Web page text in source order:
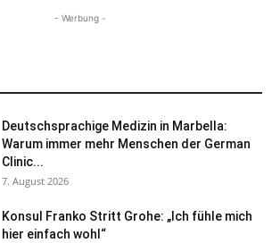
- Werbung -
Deutschsprachige Medizin in Marbella:
Warum immer mehr Menschen der German
Clinic...
7. August 2026
Konsul Franko Stritt Grohe: „Ich fühle mich
hier einfach wohl“